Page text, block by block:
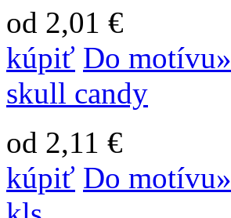
od 2,01 €
kúpiť Do motívu»
skull candy
od 2,11 €
kúpiť Do motívu»